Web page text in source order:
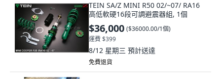
TEIN SA/Z MINI R50 02/~07/ RA16
高低軟硬16段可調避震器組, 1個
$36,000 ($36000.00/1個)
運費 $399
8/12 星期三 預計送達
免費退貨